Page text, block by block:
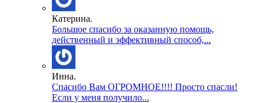
Катерина.
Большое спасибо за оказанную помощь,
действенный и эффективный способ,...
Инна.
Спасибо Вам ОГРОМНОЕ!!!! Просто спасли!
Если у меня получило...